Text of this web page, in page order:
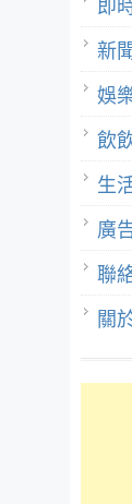
新
娛
飲
生
廣
聯
關